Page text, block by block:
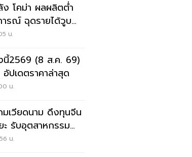
ง โคม่า ผลผลิตต่ำ
ารณ์ ฉุดรายได้วูบ
น
น.
นี้2569 (8 ส.ค. 69)
ปเดตราคาล่าสุด
น.
มเวียดนาม ดึงทุนจีน
ะ รับอุตสาหกรรม
น.